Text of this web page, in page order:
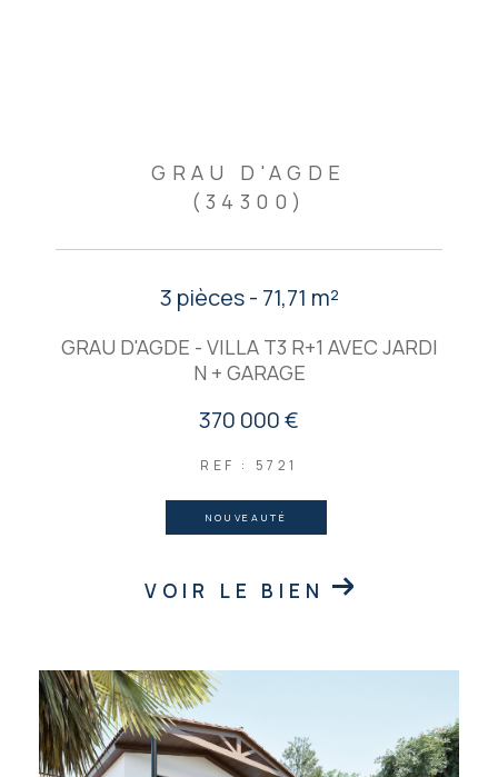
GRAU D'AGDE
(34300)
3 pièces - 71,71 m²
GRAU D'AGDE - VILLA T3 R+1 AVEC JARDI
N + GARAGE
370 000 €
REF : 5721
NOUVEAUTÉ
VOIR LE BIEN